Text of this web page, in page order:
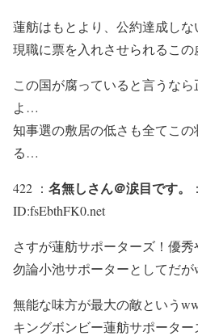
蓮舫はもとより、公約達成しな
現職に票を入れさせられるこ
この国が腐っていると言うな
よ…
知事選の敷居の低さも全てこ
る…
422 ： 名無しさん＠涙目です。
ID:fsEbthFK0.net
さすが蓮舫サポーターズ！優秀
勿論小池サポーターとしてだが
無能な味方が最大の敵という
キングボンビー蓮舫サポーター